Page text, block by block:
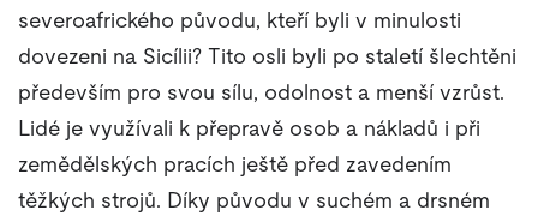
severoafrického původu, kteří byli v minulosti
dovezeni na Sicílii? Tito osli byli po staletí šlechtěni
především pro svou sílu, odolnost a menší vzrůst.
Lidé je využívali k přepravě osob a nákladů i při
zemědělských pracích ještě před zavedením
těžkých strojů. Díky původu v suchém a drsném